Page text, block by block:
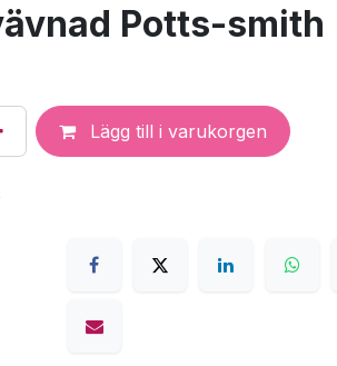
Potts-smith
Lägg till i varukorgen